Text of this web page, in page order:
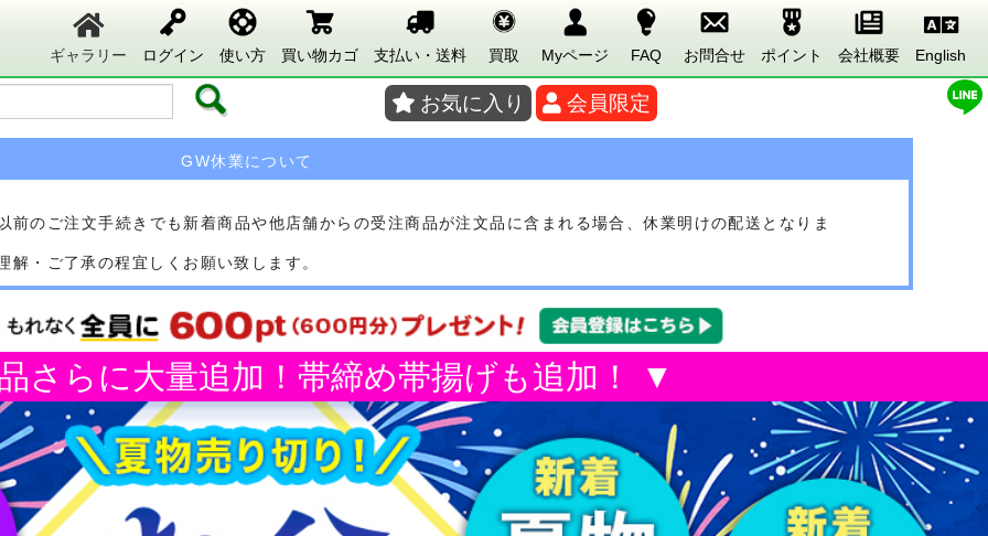
ギャラリー ログイン 使い方 買い物カゴ 支払い・送料 買取 Myページ FAQ お問合せ ポイント 会社概要 English
お気に入り 会員限定
GW休業について
のご注文手続きでも新着商品や他店舗からの受注商品が注文品に含まれる場合、休業明けの配送となりま
・ご了承の程宜しくお願い致します。
さらに大量追加！帯締め帯揚げも追加！ ▼